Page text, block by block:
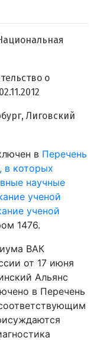
о
Лиговский
в Перечень
в которых
научные
ученой
ученой
1476.
ВАК
от 17 июня
Альянс
в Перечень